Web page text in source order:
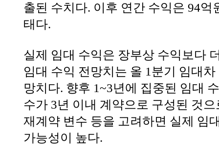
출된 수치다. 이후 연간 수익은 94억
태다.
실제 임대 수익은 장부상 수익보다
임대 수익 전망치는 올 1분기 임대
망치다. 향후 1~3년에 집중된 임대
수가 3년 이내 계약으로 구성된 것
재계약 변수 등을 고려하면 실제 임
가능성이 높다.